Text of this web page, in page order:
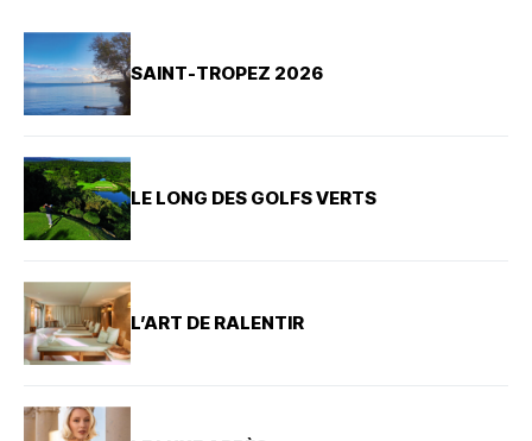
SAINT-TROPEZ 2026
LE LONG DES GOLFS VERTS
L’ART DE RALENTIR